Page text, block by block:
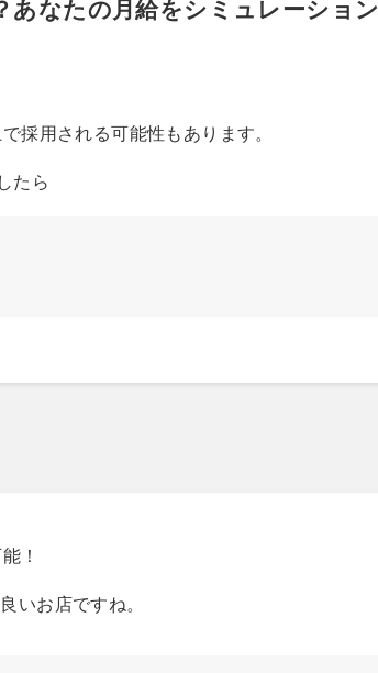
あなたの月給をシミュレーション
採用される可能性もあります。
たら
！
いお店ですね。